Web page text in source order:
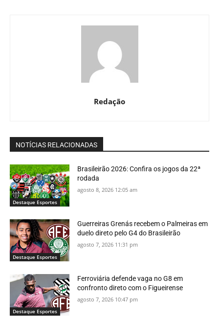
Redação
NOTÍCIAS RELACIONADAS
Destaque Esportes
Brasileirão 2026: Confira os jogos da 22ª
rodada
agosto 8, 2026 12:05 am
Destaque Esportes
Guerreiras Grenás recebem o Palmeiras em
duelo direto pelo G4 do Brasileirão
agosto 7, 2026 11:31 pm
Destaque Esportes
Ferroviária defende vaga no G8 em
confronto direto com o Figueirense
agosto 7, 2026 10:47 pm